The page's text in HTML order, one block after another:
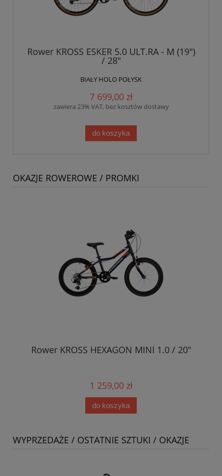
Rower KROSS ESKER 5.0 ULT.RA - M (19")
/ 28"
BIAŁY HOLO POŁYSK
7 699,00 zł
zawiera 23% VAT, bez kosztów dostawy
do koszyka
OKAZJE ROWEROWE / PROMKI
Rower KROSS HEXAGON MINI 1.0 / 20"
1 259,00 zł
do koszyka
WYPRZEDAŻE / OSTATNIE SZTUKI / OKAZJE